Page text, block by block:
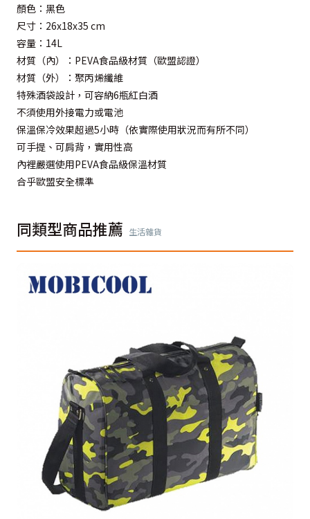
顏色：黑色
尺寸：26x18x35 cm
容量：14L
材質（內）：PEVA食品級材質（歐盟認證）
材質（外）：聚丙烯纖維
特殊酒袋設計，可容納6瓶紅白酒
不須使用外接電力或電池
保溫保冷效果超過5小時（依實際使用狀況而有所不同）
可手提、可肩背，實用性高
內裡嚴選使用PEVA食品級保溫材質
合乎歐盟安全標準
同類型商品推薦 生活雜貨